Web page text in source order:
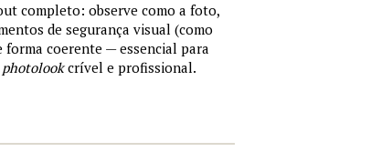
completo: observe como a foto,
de segurança visual (como
coerente — essencial para
crível e profissional.